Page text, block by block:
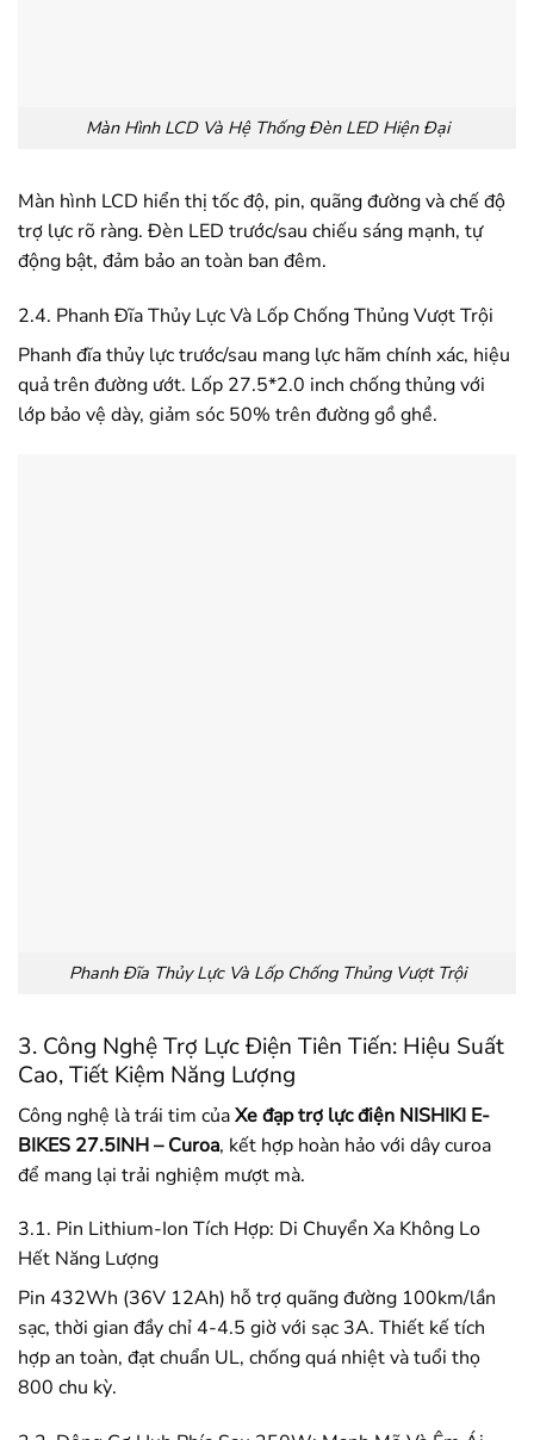
Màn Hình LCD Và Hệ Thống Đèn LED Hiện Đại
Màn hình LCD hiển thị tốc độ, pin, quãng đường và chế độ
trợ lực rõ ràng. Đèn LED trước/sau chiếu sáng mạnh, tự
động bật, đảm bảo an toàn ban đêm.
2.4. Phanh Đĩa Thủy Lực Và Lốp Chống Thủng Vượt Trội
Phanh đĩa thủy lực trước/sau mang lực hãm chính xác, hiệu
quả trên đường ướt. Lốp 27.5*2.0 inch chống thủng với
lớp bảo vệ dày, giảm sóc 50% trên đường gồ ghề.
Phanh Đĩa Thủy Lực Và Lốp Chống Thủng Vượt Trội
3. Công Nghệ Trợ Lực Điện Tiên Tiến: Hiệu Suất
Cao, Tiết Kiệm Năng Lượng
Công nghệ là trái tim củaXe đạp trợ lực điện NISHIKI E-
BIKES 27.5INH – Curoa, kết hợp hoàn hảo với dây curoa
để mang lại trải nghiệm mượt mà.
3.1. Pin Lithium-Ion Tích Hợp: Di Chuyển Xa Không Lo
Hết Năng Lượng
Pin 432Wh (36V 12Ah) hỗ trợ quãng đường 100km/lần
sạc, thời gian đầy chỉ 4-4.5 giờ với sạc 3A. Thiết kế tích
hợp an toàn, đạt chuẩn UL, chống quá nhiệt và tuổi thọ
800 chu kỳ.